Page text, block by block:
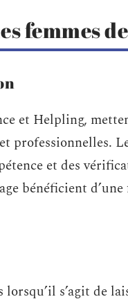
femmes
et Helpling,
et professionnelles.
et des
bénéficient
lorsqu’il s’agit de